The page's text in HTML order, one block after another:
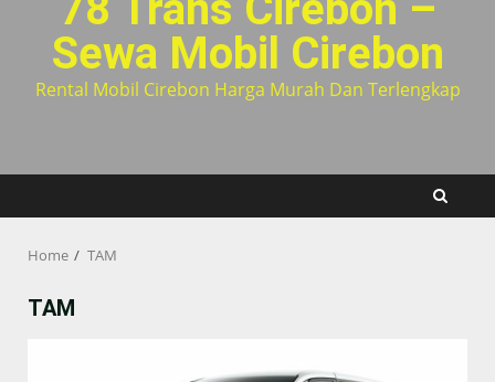
Sewa Mobil Cirebon
Rental Mobil Cirebon Harga Murah Dan Terlengkap
Home TAM
TAM